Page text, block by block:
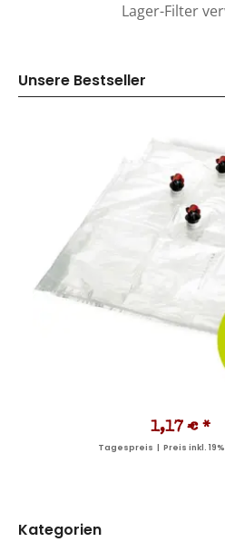
Lager-Filter
Unsere Bestseller
1,17 € *
Tagespreis | Preis inkl.
Kategorien